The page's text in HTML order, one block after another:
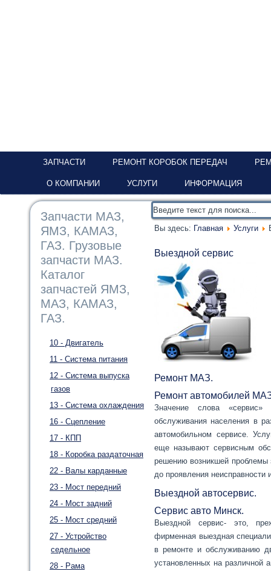
ЗАПЧАСТИ РЕМОНТ КОРОБОК ПЕРЕДАЧ
О КОМПАНИИ УСЛУГИ ИНФОРМАЦИЯ
Запчасти МАЗ,
ЯМЗ, КАМАЗ,
ГАЗ. Грузовые
запчасти МАЗ.
Каталог
запчастей ЯМЗ,
МАЗ, КАМАЗ,
ГАЗ.
10 - Двигатель
11 - Система питания
12 - Система выпуска
газов
13 - Система охлаждения
16 - Сцепление
17 - КПП
18 - Коробка раздаточная
22 - Валы карданные
23 - Мост передний
24 - Мост задний
25 - Мост средний
27 - Устройство
седельное
28 - Рама
Вы здесь: Главная Услуги
Выездной сервис
Ремонт МАЗ.
Ремонт автомобилей
Значение слова «сервис»
обслуживания населения в
автомобильном сервисе.
еще называют сервисным
решению возникшей проблемы
до проявления неисправности
Выездной автосервис.
Сервис авто Минск.
Выездной сервис- это,
фирменная выездная
в ремонте и обслуживанию
установленных на различной